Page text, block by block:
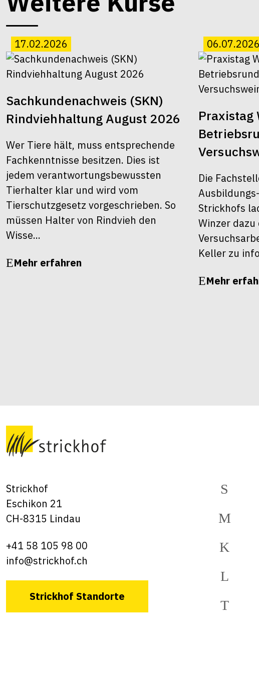
17.02.2026
Sachkundenachweis (SKN)
Rindviehhaltung August 2026
Wer Tiere hält, muss entsprechende
Fachkenntnisse besitzen. Dies ist
jedem verantwortungsbewussten
Tierhalter klar und wird vom
Tierschutzgesetz vorgeschrieben. So
müssen Halter von Rindvieh den
Wisse...
Mehr erfahren
06.07.2026
Praxistag
Die
Strickhofs
Winzer
Keller zu
Mehr
Strickhof
Eschikon 21
CH-8315 Lindau
+41 58 105 98 00
info@strickhof.ch
Strickhof Standorte